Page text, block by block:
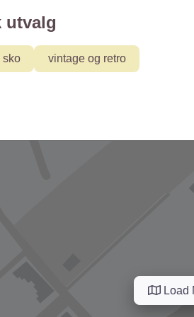
utvalg
sko vintage og retro
Load